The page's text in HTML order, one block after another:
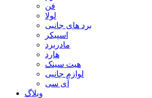
فن
لولا
برد های جانبی
اسپیکر
مادربرد
هارد
هیت سینک
لوازم جانبی
آی سی
وبلاگ